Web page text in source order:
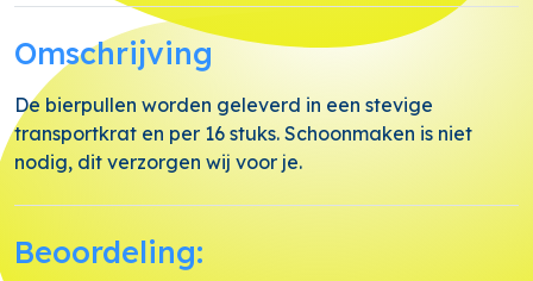
Omschrijving
De bierpullen worden geleverd in een stevige
transportkrat en per 16 stuks. Schoonmaken is niet
nodig, dit verzorgen wij voor je.
Beoordeling: